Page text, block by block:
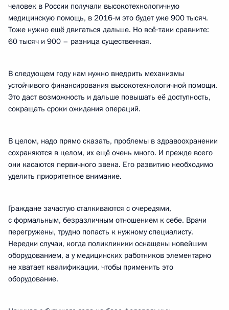
человек в России получали высокотехнологичную
медицинскую помощь, в 2016‑м это будет уже 900 тысяч.
Тоже нужно ещё двигаться дальше. Но всё‑таки сравните:
60 тысяч и 900 – разница существенная.
В следующем году нам нужно внедрить механизмы
устойчивого финансирования высокотехнологичной помощи.
Это даст возможность и дальше повышать её доступность,
сокращать сроки ожидания операций.
В целом, надо прямо сказать, проблемы в здравоохранении
сохраняются в целом, их ещё очень много. И прежде всего
они касаются первичного звена. Его развитию необходимо
уделить приоритетное внимание.
Граждане зачастую сталкиваются с очередями,
с формальным, безразличным отношением к себе. Врачи
перегружены, трудно попасть к нужному специалисту.
Нередки случаи, когда поликлиники оснащены новейшим
оборудованием, а у медицинских работников элементарно
не хватает квалификации, чтобы применить это
оборудование.